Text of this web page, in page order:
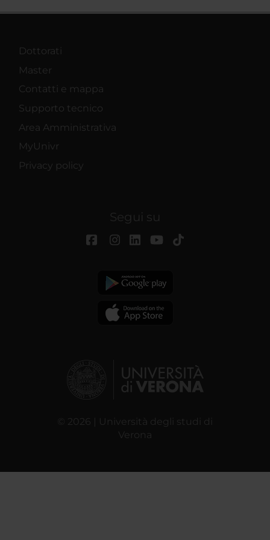
Dottorati
Master
Contatti e mappa
Supporto tecnico
Area Amministrativa
MyUnivr
Privacy policy
Segui su
© 2026 | Università degli studi di
Verona